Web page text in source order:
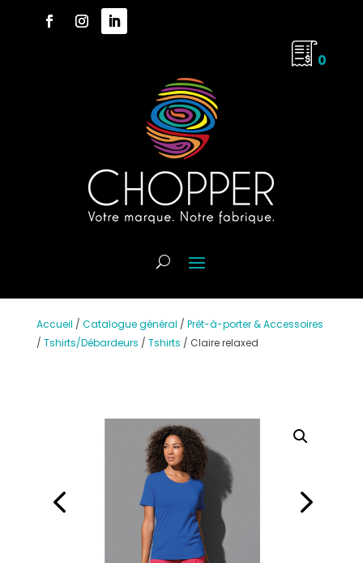
0
Accueil / Catalogue général / Prêt-à-porter & Accessoires
/ Tshirts/Débardeurs / Tshirts / Claire relaxed